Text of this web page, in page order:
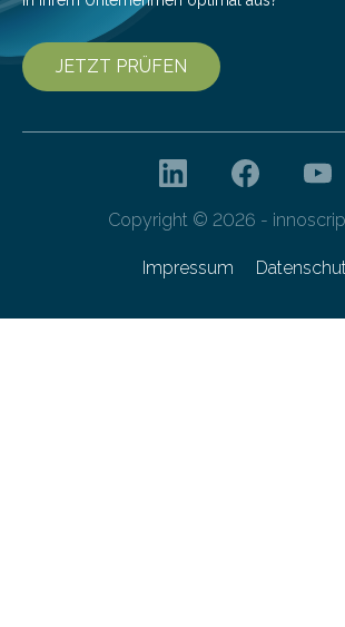
JETZT PRÜFEN
Copyright © 2026 -
Impressum